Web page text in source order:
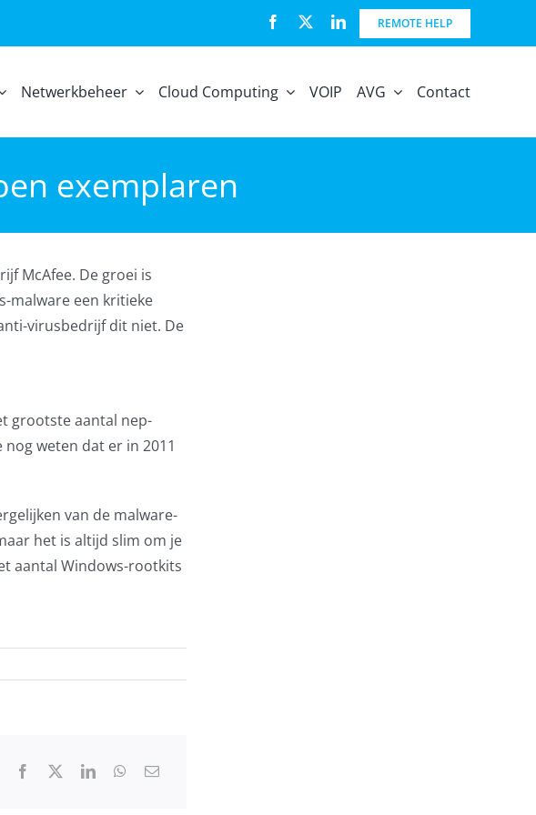
REMOTE HELP
Netwerkbeheer Cloud Computing VOIP AVG Contact
exemplaren
McAfee. De groei is
malware een kritieke
virusbedrijf dit niet. De
grootste aantal nep-
weten dat er in 2011
van de malware-
het is altijd slim om je
aantal Windows-rootkits